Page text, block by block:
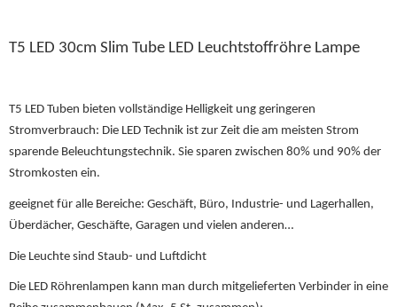
T5 LED 30cm Slim Tube LED Leuchtstoffröhre Lampe
T5 LED Tuben bieten vollständige Helligkeit ung geringeren
Stromverbrauch: Die LED Technik ist zur Zeit die am meisten Strom
sparende Beleuchtungstechnik. Sie sparen zwischen 80% und 90% der
Stromkosten ein.
geeignet für alle Bereiche: Geschäft, Büro, Industrie- und Lagerhallen,
Überdächer, Geschäfte, Garagen und vielen anderen…
Die Leuchte sind Staub- und Luftdicht
Die LED Röhrenlampen kann man durch mitgelieferten Verbinder in eine